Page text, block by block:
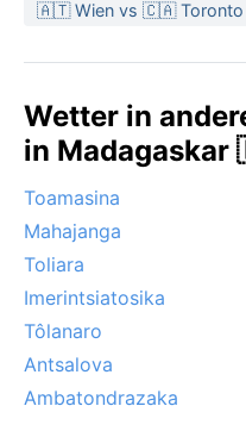
🇦🇹 Wien vs 🇨🇦 Toronto
Wetter in
in
Toamasina
Mahajanga
Toliara
Imerintsiatosika
Tôlanaro
Antsalova
Ambatondrazaka